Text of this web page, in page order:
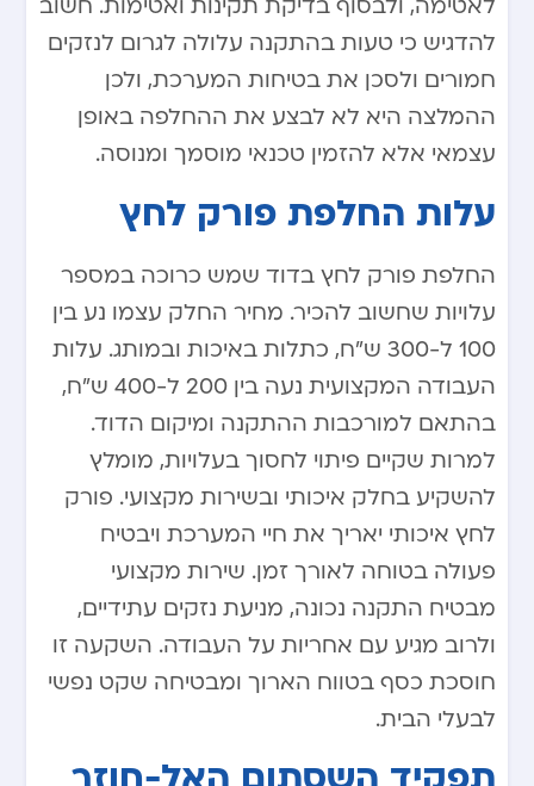
לאטימה, ולבסוף בדיקת תקינות ואטימות. חשוב
להדגיש כי טעות בהתקנה עלולה לגרום לנזקים
חמורים ולסכן את בטיחות המערכת, ולכן
ההמלצה היא לא לבצע את ההחלפה באופן
עצמאי אלא להזמין טכנאי מוסמך ומנוסה.
עלות החלפת פורק לחץ
החלפת פורק לחץ בדוד שמש כרוכה במספר
עלויות שחשוב להכיר. מחיר החלק עצמו נע בין
100 ל-300 ש”ח, כתלות באיכות ובמותג. עלות
העבודה המקצועית נעה בין 200 ל-400 ש”ח,
בהתאם למורכבות ההתקנה ומיקום הדוד.
למרות שקיים פיתוי לחסוך בעלויות, מומלץ
להשקיע בחלק איכותי ובשירות מקצועי. פורק
לחץ איכותי יאריך את חיי המערכת ויבטיח
פעולה בטוחה לאורך זמן. שירות מקצועי
מבטיח התקנה נכונה, מניעת נזקים עתידיים,
ולרוב מגיע עם אחריות על העבודה. השקעה זו
חוסכת כסף בטווח הארוך ומבטיחה שקט נפשי
לבעלי הבית.